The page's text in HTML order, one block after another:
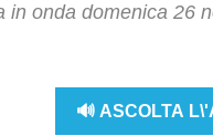
onda domenica 26
🔊 ASCOLTA